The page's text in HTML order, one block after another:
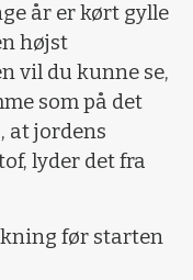
år er kørt gylle
højst
vil du kunne se,
som på det
at jordens
lyder det fra
før starten